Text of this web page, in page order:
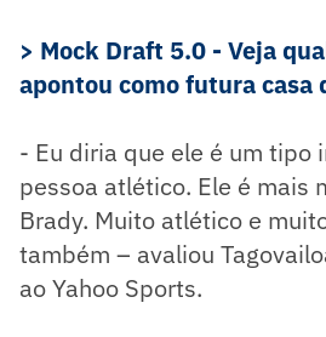
> Mock Draft 5.0 - Veja
apontou como futura casa
- Eu diria que ele é um tipo
pessoa atlético. Ele é mais
Brady. Muito atlético e
também – avaliou
ao Yahoo Sports.